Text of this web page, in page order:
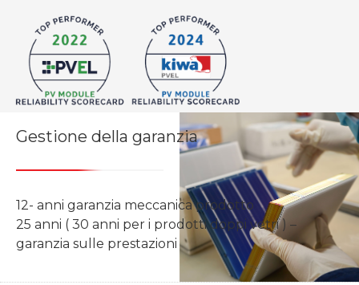
Gestione della garanzia
12- anni garanzia meccanica prodotto
25 anni ( 30 anni per i prodotti doppi vetri ) –
garanzia sulle prestazioni